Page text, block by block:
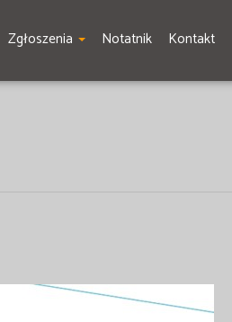
Zgłoszenia Notatnik Kontakt